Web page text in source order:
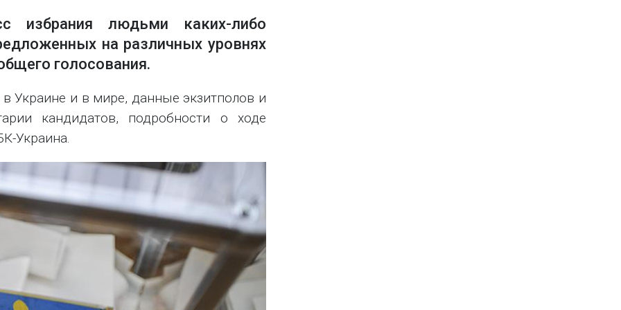
избрания людьми каких-либо
на различных уровнях
голосования.
Украине и в мире, данные экзитполов и
кандидатов, подробности о ходе
Украина.